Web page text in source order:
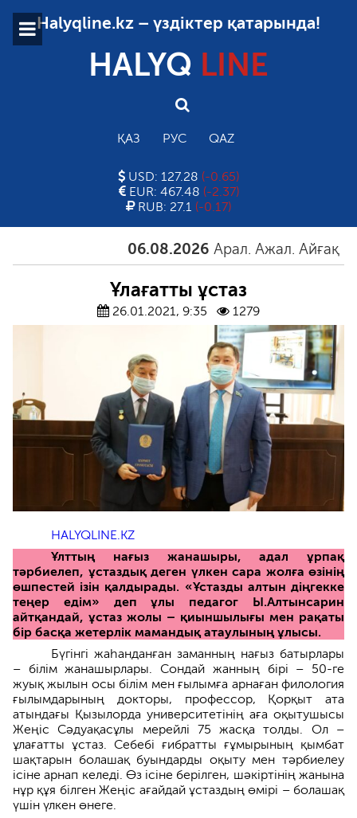
Halyqline.kz – үздіктер қатарында!
HALYQ LINE
ҚАЗ РУС QAZ
USD: 127.28 (-0.65)
EUR: 467.48 (-2.37)
RUB: 27.1 (-0.17)
06.08.2026 Арал. Ажал. Айғақ
Ұлағатты ұстаз
26.01.2021, 9:35 1279
HALYQLINE.KZ
Ұлттың нағыз жанашыры, адал ұрпақ
тәрбиелеп, ұстаздық деген үлкен сара жолға өзінің
өшпестей ізін қалдырады. «Ұстазды алтын діңгекке
теңер едім» деп ұлы педагог Ы.Алтынсарин
айтқандай, ұстаз жолы – қиыншылығы мен рақаты
бір басқа жетерлік мамандық атаулының ұлысы.
Бүгінгі жаһанданған заманның нағыз батырлары
– білім жанашырлары. Сондай жанның бірі – 50-ге
жуық жылын осы білім мен ғылымға арнаған филология
ғылымдарының докторы, профессор, Қорқыт ата
атындағы Қызылорда университетінің аға оқытушысы
Жеңіс Сәдуақасұлы мерейлі 75 жасқа толды. Ол –
ұлағатты ұстаз. Себебі ғибратты ғұмырының қымбат
шақтарын болашақ буындарды оқыту мен тәрбиелеу
ісіне арнап келеді. Өз ісіне берілген, шәкіртінің жанына
нұр құя білген Жеңіс ағайдай ұстаздың өмірі – болашақ
үшін үлкен өнеге.